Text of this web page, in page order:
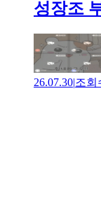
성장조
26.07.30|조회